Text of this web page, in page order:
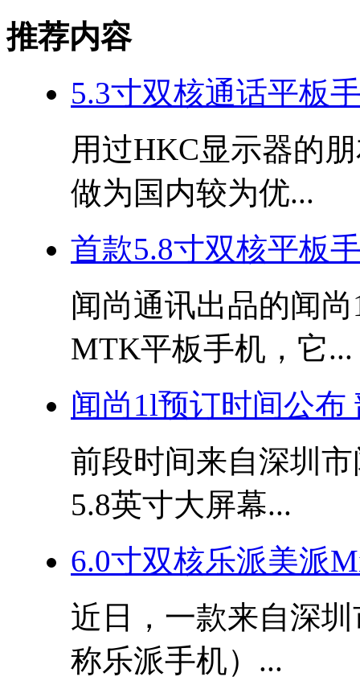
推荐内容
5.3寸双核通话平板
用过HKC显示器的
做为国内较为优...
首款5.8寸双核平板
闻尚通讯出品的闻
MTK平板手机，它...
闻尚1l预订时间公布
前段时间来自深圳
5.8英寸大屏幕...
6.0寸双核乐派美派
近日，一款来自深
称乐派手机）...